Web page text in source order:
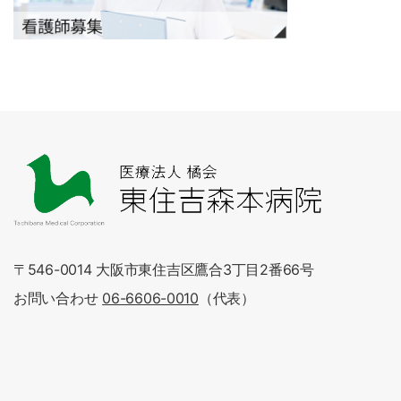
〒546-0014 大阪市東住吉区鷹合3丁目2番66号
お問い合わせ 06-6606-0010 （代表）